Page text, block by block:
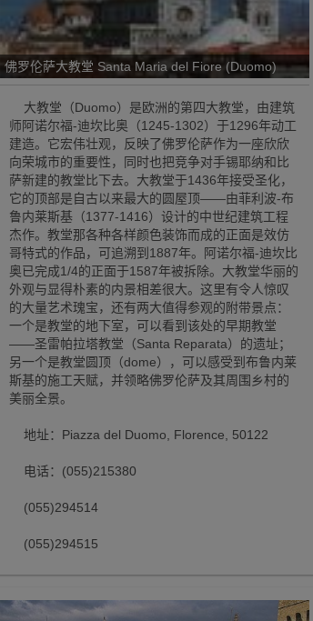
佛罗伦萨大教堂 Santa Maria del Fiore (Duomo)
大教堂（Duomo）是欧洲的第四大教堂，由建筑
师阿诺尔福-迪坎比奥（1245-1302）于1296年动工
建造。它宏伟壮观，反映了佛罗伦萨作为一座欣欣
向荣城市的重要性，同时也把竞争对手锡耶纳和比
萨新建的教堂比下去。大教堂于1436年接受圣化，
它的顶部是自古以来最大的圆屋顶——由菲利波-布
鲁内莱斯基（1377-1416）设计的中世纪建筑工程
杰作。教堂那各种各样颜色装饰而成的正面是效仿
哥特式的作品，可追溯到1887年。阿诺尔福-迪坎比
奥已完成1/4的正面于1587年被拆除。大教堂华丽的
外观与显得朴素的内景相差很大。这里有令人惊叹
的大量艺术瑰宝，还有两大值得参观的附带景点：
一个是教堂的地下室，可以看到该处的早期教堂
——圣雷帕拉塔教堂（Santa Reparata）的遗址；
另一个是教堂圆顶（dome），可以感受到布鲁内莱
斯基的施工天赋，并领略佛罗伦萨及其周围乡村的
美丽全景。
地址：Piazza del Duomo, Florence, 50122
电话：(055)215380
(055)294514
(055)294515